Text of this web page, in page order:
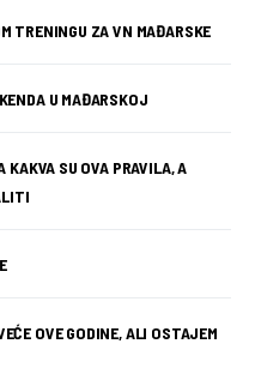
TRENINGU ZA VN MAĐARSKE
U MAĐARSKOJ
KAKVA SU OVA PRAVILA, A
OVE GODINE, ALI OSTAJEM